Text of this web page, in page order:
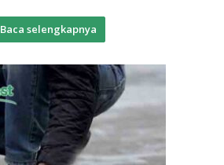
Baca selengkapnya